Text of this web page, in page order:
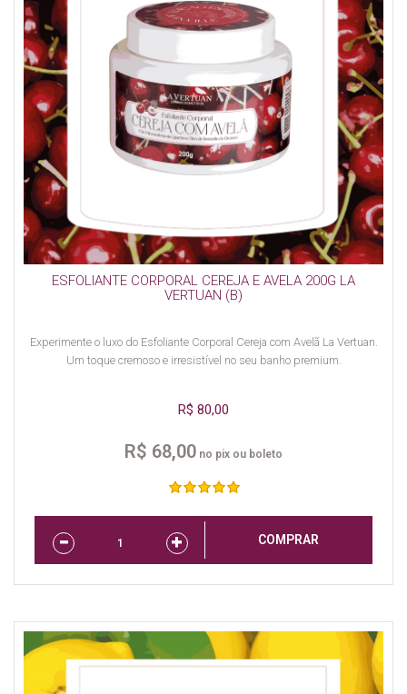
ESFOLIANTE CORPORAL CEREJA E AVELA 200G LA
VERTUAN (B)
Experimente o luxo do Esfoliante Corporal Cereja com Avelã La Vertuan.
Um toque cremoso e irresistível no seu banho premium.
R$ 80,00
R$ 68,00 no pix ou boleto
COMPRAR